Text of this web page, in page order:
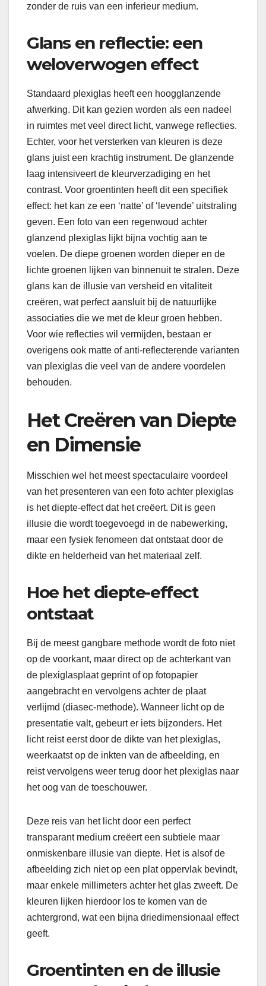
zonder de ruis van een inferieur medium.
Glans en reflectie: een
weloverwogen effect
Standaard plexiglas heeft een hoogglanzende
afwerking. Dit kan gezien worden als een nadeel
in ruimtes met veel direct licht, vanwege reflecties.
Echter, voor het versterken van kleuren is deze
glans juist een krachtig instrument. De glanzende
laag intensiveert de kleurverzadiging en het
contrast. Voor groentinten heeft dit een specifiek
effect: het kan ze een ‘natte’ of ‘levende’ uitstraling
geven. Een foto van een regenwoud achter
glanzend plexiglas lijkt bijna vochtig aan te
voelen. De diepe groenen worden dieper en de
lichte groenen lijken van binnenuit te stralen. Deze
glans kan de illusie van versheid en vitaliteit
creëren, wat perfect aansluit bij de natuurlijke
associaties die we met de kleur groen hebben.
Voor wie reflecties wil vermijden, bestaan er
overigens ook matte of anti-reflecterende varianten
van plexiglas die veel van de andere voordelen
behouden.
Het Creëren van Diepte
en Dimensie
Misschien wel het meest spectaculaire voordeel
van het presenteren van een foto achter plexiglas
is het diepte-effect dat het creëert. Dit is geen
illusie die wordt toegevoegd in de nabewerking,
maar een fysiek fenomeen dat ontstaat door de
dikte en helderheid van het materiaal zelf.
Hoe het diepte-effect
ontstaat
Bij de meest gangbare methode wordt de foto niet
op de voorkant, maar direct op de achterkant van
de plexiglasplaat geprint of op fotopapier
aangebracht en vervolgens achter de plaat
verlijmd (diasec-methode). Wanneer licht op de
presentatie valt, gebeurt er iets bijzonders. Het
licht reist eerst door de dikte van het plexiglas,
weerkaatst op de inkten van de afbeelding, en
reist vervolgens weer terug door het plexiglas naar
het oog van de toeschouwer.
Deze reis van het licht door een perfect
transparant medium creëert een subtiele maar
onmiskenbare illusie van diepte. Het is alsof de
afbeelding zich niet op een plat oppervlak bevindt,
maar enkele millimeters achter het glas zweeft. De
kleuren lijken hierdoor los te komen van de
achtergrond, wat een bijna driedimensionaal effect
geeft.
Groentinten en de illusie